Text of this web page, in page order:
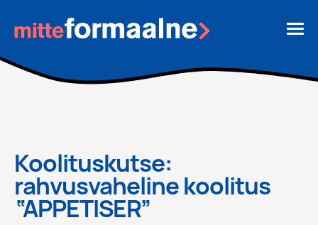
Koolituskutse:
rahvusvaheline koolitus
“APPETISER”